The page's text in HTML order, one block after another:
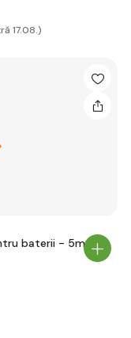
17.08.)
baterii - 5mm